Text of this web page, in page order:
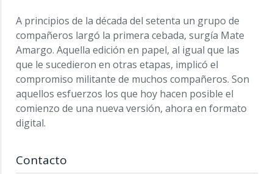
A principios de la década del setenta un grupo de
compañeros largó la primera cebada, surgía Mate
Amargo. Aquella edición en papel, al igual que las
que le sucedieron en otras etapas, implicó el
compromiso militante de muchos compañeros. Son
aquellos esfuerzos los que hoy hacen posible el
comienzo de una nueva versión, ahora en formato
digital.
Contacto